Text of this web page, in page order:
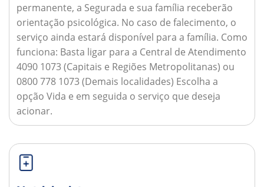
permanente, a Segurada e sua família receberão
orientação psicológica. No caso de falecimento, o
serviço ainda estará disponível para a família. Como
funciona: Basta ligar para a Central de Atendimento
4090 1073 (Capitais e Regiões Metropolitanas) ou
0800 778 1073 (Demais localidades) Escolha a
opção Vida e em seguida o serviço que deseja
acionar.